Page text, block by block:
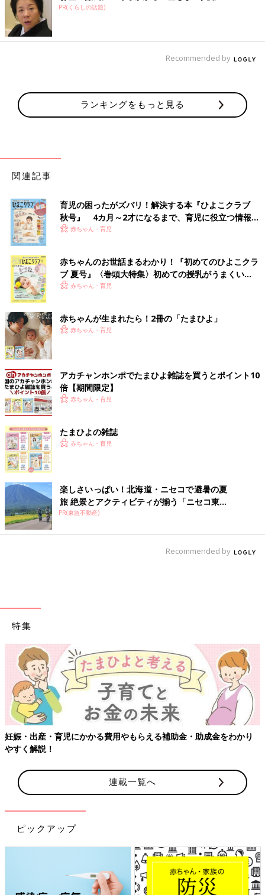
PR(くらしの話題)
Recommended by
ランキングをもっと見る
関連記事
育児の困ったがズバリ！解決する本『ひよこクラブ
秋号』 4カ月～2才になるまで、育児に役立つ情報が
いっぱい！
赤ちゃん・育児
赤ちゃんのお世話まるわかり！『初めてのひよこクラ
ブ 夏号』〈巻頭大特集〉初めての授乳がうまくい
く！ おっぱい・ミルクの基本と夏のトラブル 解決テ
赤ちゃん・育児
赤ちゃんが生まれたら！2冊の「たまひよ」
赤ちゃん・育児
アカチャンホンポでたまひよ雑誌を買うとポイント10
倍【期間限定】
赤ちゃん・育児
たまひよの雑誌
赤ちゃん・育児
楽しさいっぱい！北海道・ニセコで避暑の夏
旅 絶景とアクティビティが揃う「ニセコ東...
PR(東急不動産)
Recommended by
特集
妊娠・出産・育児にかかる費用やもらえる補助金・助成金をわかり
やすく解説！
連載一覧へ
ピックアップ